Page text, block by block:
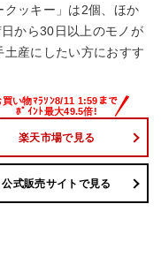
クッキー」は2個、ほか
から30日以上のモノが
産にしたい方におすす
楽天市場で見る
公式販売サイトで見る